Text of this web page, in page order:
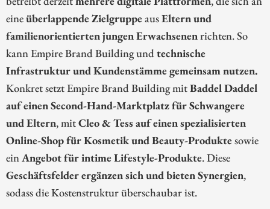
eineüberlappende ZielgruppeausEltern und
familienorientierten jungen Erwachsenenrichten. So
kann Empire Brand Building undtechnische
Infrastruktur und Kundenstämme gemeinsam nutzen.
Konkret setzt Empire Brand Building mitBaddel Daddel
auf einen Second-Hand-Marktplatz für Schwangere
und Eltern, mitCleo & Tess auf einen spezialisierten
Online-Shop für Kosmetik und Beauty-Produktesowie
einAngebot für intime Lifestyle-Produkte. Diese
Geschäftsfelder ergänzen sich und bieten Synergien,
sodass die Kostenstruktur überschaubar ist.